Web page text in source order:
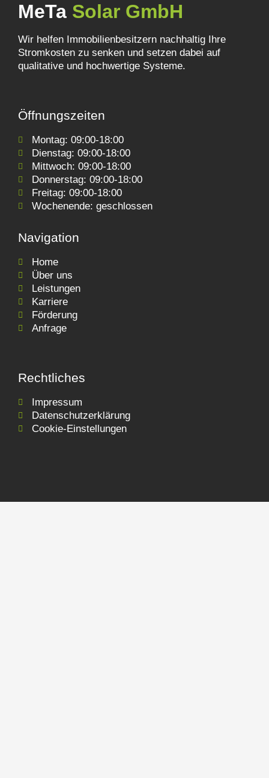
MeTa Solar GmbH
Wir helfen Immobilienbesitzern nachhaltig Ihre
Stromkosten zu senken und setzen dabei auf
qualitative und hochwertige Systeme.
Öffnungszeiten
Montag: 09:00-18:00
Dienstag: 09:00-18:00
Mittwoch: 09:00-18:00
Donnerstag: 09:00-18:00
Freitag: 09:00-18:00
Wochenende: geschlossen
Navigation
Home
Über uns
Leistungen
Karriere
Förderung
Anfrage
Rechtliches
Impressum
Datenschutzerklärung
Cookie-Einstellungen